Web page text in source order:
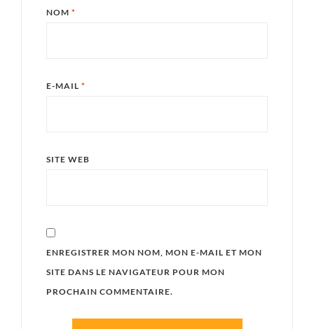
NOM *
E-MAIL *
SITE WEB
ENREGISTRER MON NOM, MON E-MAIL ET MON
SITE DANS LE NAVIGATEUR POUR MON
PROCHAIN COMMENTAIRE.